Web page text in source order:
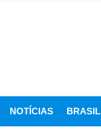
NOTÍCIAS BRASIL